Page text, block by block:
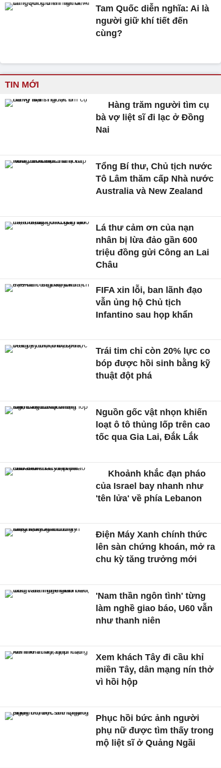
Tam Quốc diễn nghĩa: Ai là
người giữ khí tiết đến
cùng?
TIN MỚI
Hàng trăm người tìm cụ
bà vợ liệt sĩ đi lạc ở Đồng
Nai
Tổng Bí thư, Chủ tịch nước
Tô Lâm thăm cấp Nhà nước
Australia và New Zealand
Lá thư cảm ơn của nạn
nhân bị lừa đảo gần 600
triệu đồng gửi Công an Lai
Châu
FIFA xin lỗi, ban lãnh đạo
vẫn ủng hộ Chủ tịch
Infantino sau họp khẩn
Trái tim chỉ còn 20% lực co
bóp được hồi sinh bằng kỹ
thuật đột phá
Nguồn gốc vật nhọn khiến
loạt ô tô thủng lốp trên cao
tốc qua Gia Lai, Đắk Lắk
Khoảnh khắc đạn pháo
của Israel bay nhanh như
'tên lửa' về phía Lebanon
Điện Máy Xanh chính thức
lên sàn chứng khoán, mở ra
chu kỳ tăng trưởng mới
'Nam thần ngôn tình' từng
làm nghề giao báo, U60 vẫn
như thanh niên
Xem khách Tây đi cầu khỉ
miền Tây, dân mạng nín thở
vì hồi hộp
Phục hồi bức ảnh người
phụ nữ được tìm thấy trong
mộ liệt sĩ ở Quảng Ngãi